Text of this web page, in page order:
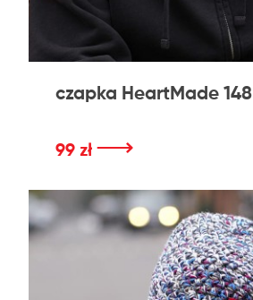
czapka HeartMade 148
99 zł ⟶